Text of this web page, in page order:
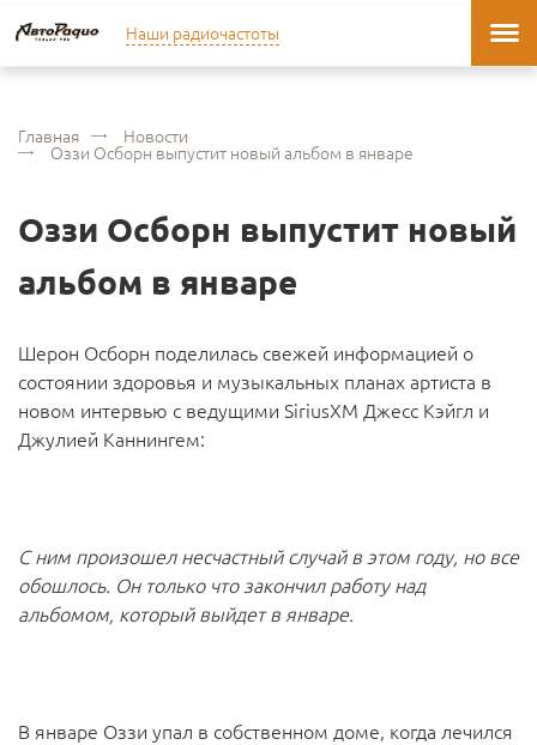
Наши радиочастоты
Главная Новости
Оззи Осборн выпустит новый альбом в январе
Оззи Осборн выпустит новый
альбом в январе
Шерон Осборн поделилась свежей информацией о
состоянии здоровья и музыкальных планах артиста в
новом интервью с ведущими SiriusXM Джесс Кэйгл и
Джулией Каннингем:
С ним произошел несчастный случай в этом году, но все
обошлось. Он только что закончил работу над
альбомом, который выйдет в январе.
В январе Оззи упал в собственном доме, когда лечился